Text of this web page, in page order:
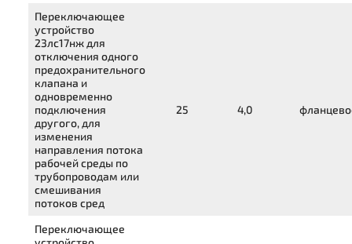
Переключающее
устройство
23лс17нж для
отключения одного
предохранительного
клапана и
одновременно
подключения
другого, для
изменения
направления потока
рабочей среды по
трубопроводам или
смешивания
потоков сред
25 4,0
Переключающее